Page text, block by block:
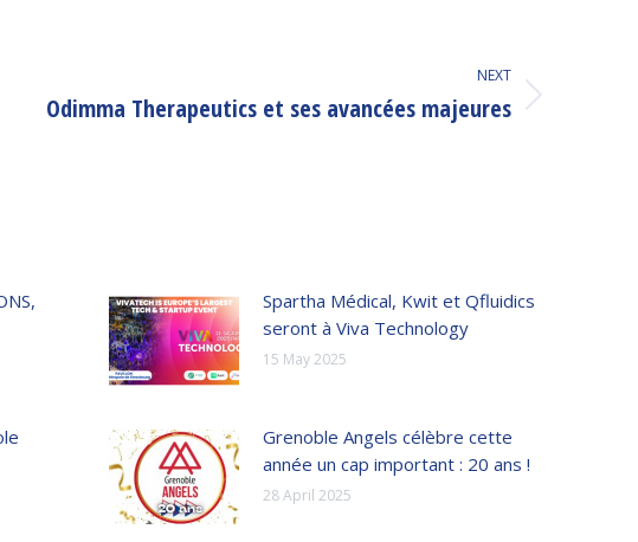
NEXT
Odimma Therapeutics et ses avancées majeures
Spartha Médical, Kwit et Qfluidics
seront à Viva Technology
15 May 2025
Grenoble Angels célèbre cette
année un cap important : 20 ans !
28 April 2025